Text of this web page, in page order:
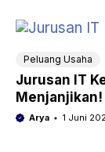
Peluang Usaha
Jurusan IT
Menjanjikan!
Arya 1 Juni